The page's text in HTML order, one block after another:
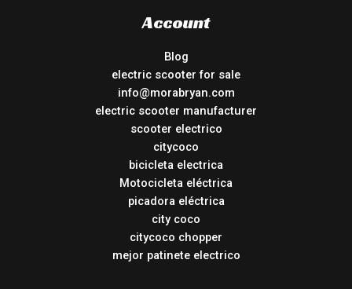
Account
Blog
electric scooter for sale
info@morabryan.com
electric scooter manufacturer
scooter electrico
citycoco
bicicleta electrica
Motocicleta eléctrica
picadora eléctrica
city coco
citycoco chopper
mejor patinete electrico